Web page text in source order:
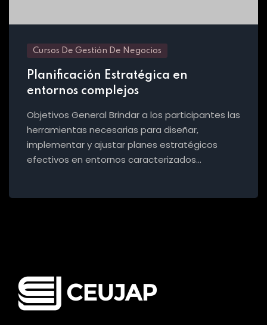
Cursos De Gestión De Negocios
Planificación Estratégica en
entornos complejos
Objetivos General Brindar a los participantes las
herramientas necesarias para diseñar,
implementar y ajustar planes estratégicos
efectivos en entornos caracterizados…